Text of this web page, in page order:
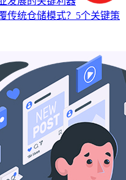
传统仓储模式？5个关键策